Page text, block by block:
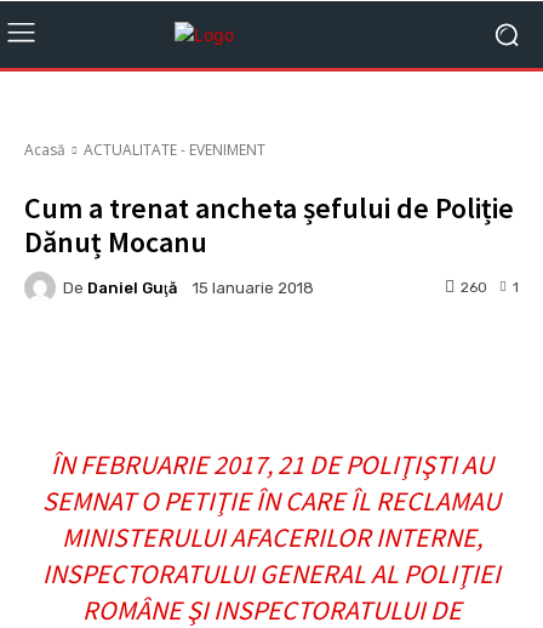
Acasă ACTUALITATE - EVENIMENT
Cum a trenat ancheta șefului de Poliție
Dănuț Mocanu
De Daniel Guţă 15 Ianuarie 2018 1
260
ÎN FEBRUARIE 2017, 21 DE POLIŢIŞTI AU
SEMNAT O PETIŢIE ÎN CARE ÎL RECLAMAU
MINISTERULUI AFACERILOR INTERNE,
INSPECTORATULUI GENERAL AL POLIŢIEI
ROMÂNE ŞI INSPECTORATULUI DE